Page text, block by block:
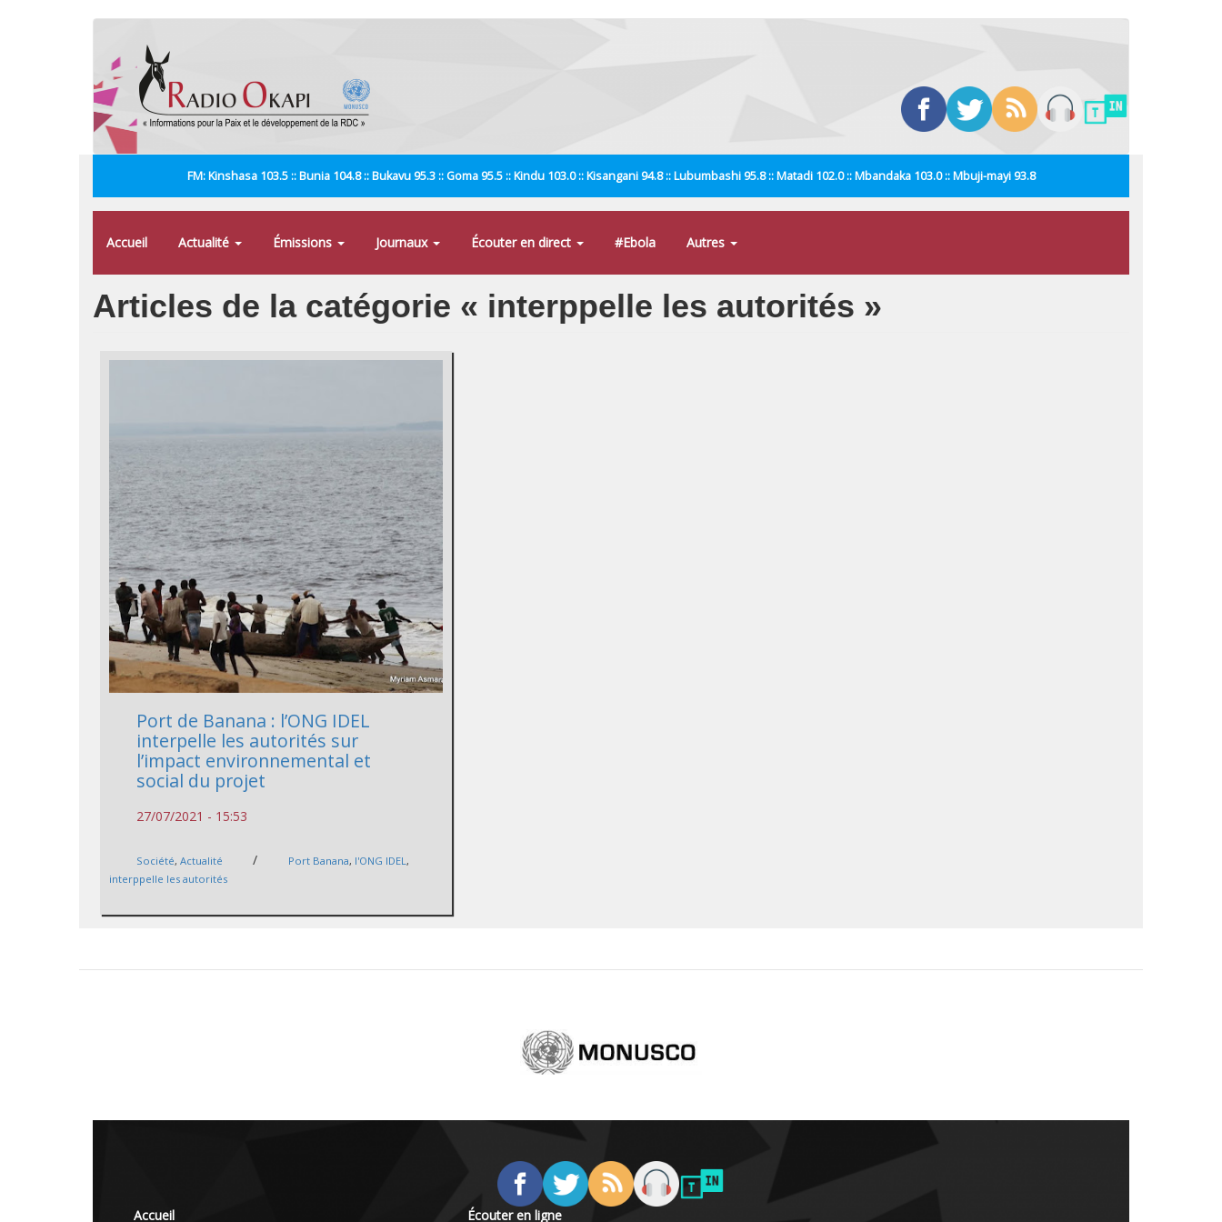
FM: Kinshasa 103.5 :: Bunia 104.8 :: Bukavu 95.3 :: Goma 95.5 :: Kindu 103.0 :: Kisangani 94.8 :: Lubumbashi 95.8 :: Matadi 102.0 :: Mbandaka 103.0 :: Mbuji-mayi 93.8
Accueil Actualité Émissions Journaux Écouter en direct #Ebola Autres
Articles de la catégorie « interppelle les autorités »
Port de Banana : l’ONG IDEL
interpelle les autorités sur
l’impact environnemental et
social du projet
27/07/2021 - 15:53
Société,Actualité / Port Banana, l'ONG IDEL,
interppelle les autorités
Accueil Écouter en ligne